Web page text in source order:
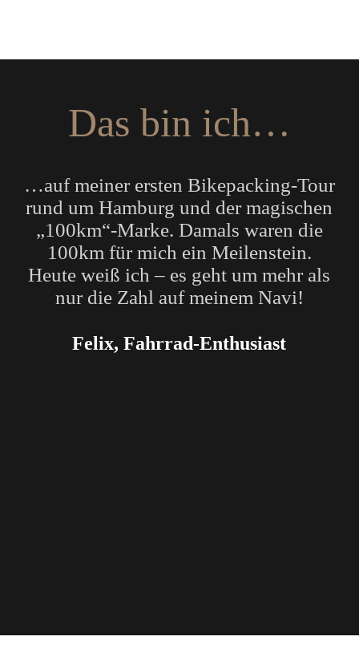
Das bin ich…
…auf meiner ersten Bikepacking-Tour
rund um Hamburg und der magischen
„100km“-Marke. Damals waren die
100km für mich ein Meilenstein.
Heute weiß ich – es geht um mehr als
nur die Zahl auf meinem Navi!
Felix, Fahrrad-Enthusiast